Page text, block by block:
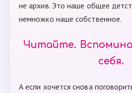
не архив. Это наше общее
немножко наше собственное.
Читайте.
себя.
А если хочется снова